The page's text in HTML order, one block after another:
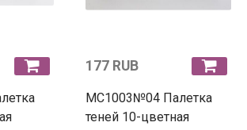
177 RUB
MC1003№04 Палетка
теней 10-цветная